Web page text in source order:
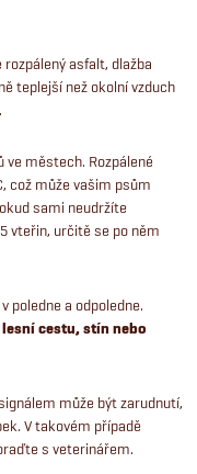
asfalt, dlažba
teplejší než okolní vzduch
ve městech. Rozpálené
což může vašim psům
sami neudržíte
vteřin, určitě se po něm
poledne a odpoledne.
cestu, stín nebo
může být zarudnutí,
V takovém případě
s veterinářem.